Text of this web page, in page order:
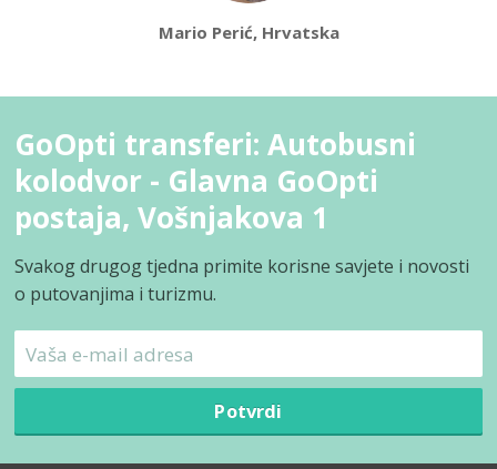
Mario Perić, Hrvatska
GoOpti transferi: Autobusni
kolodvor - Glavna GoOpti
postaja, Vošnjakova 1
Svakog drugog tjedna primite korisne savjete i novosti
o putovanjima i turizmu.
Potvrdi